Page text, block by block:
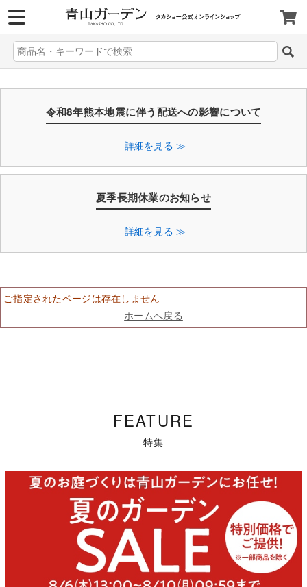
令和8年熊本地震に伴う配送への影響について
詳細を見る ≫
夏季長期休業のお知らせ
詳細を見る ≫
ご指定されたページは存在しません
ホームへ戻る
FEATURE
特集